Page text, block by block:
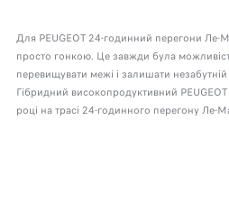
Для PEUGEOT 24-годинний перегони Ле-
просто гонкою. Це завжди була
перевищувати межі і залишати незабутній
Гібридний високопродуктивний PEUGEOT
році на трасі 24-годинного перегону Ле-